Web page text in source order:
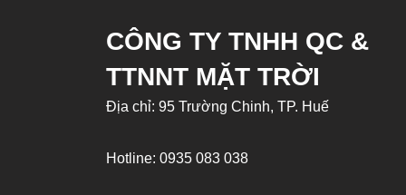
CÔNG TY TNHH QC &
TTNNT MẶT TRỜI
Địa chỉ: 95 Trường Chinh, TP. Huế
Hotline: 0935 083 038